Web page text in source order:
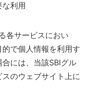
な利用
各サービスにおい
で個人情報を利用す
には、当該SBIグル
のウェブサイト上に